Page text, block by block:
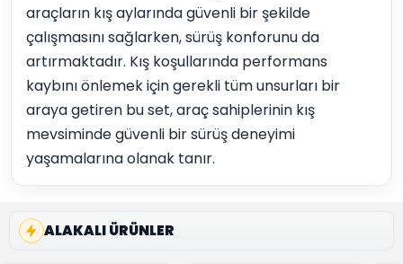
araçların kış aylarında güvenli bir şekilde
çalışmasını sağlarken, sürüş konforunu da
artırmaktadır. Kış koşullarında performans
kaybını önlemek için gerekli tüm unsurları bir
araya getiren bu set, araç sahiplerinin kış
mevsiminde güvenli bir sürüş deneyimi
yaşamalarına olanak tanır.
ALAKALI ÜRÜNLER